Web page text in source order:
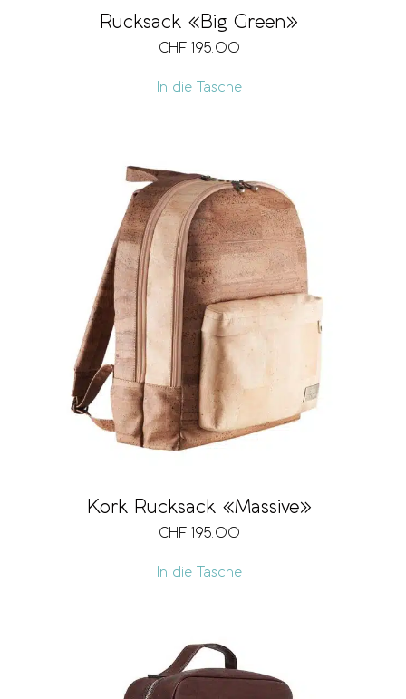
Rucksack «Big Green»
CHF 195.00
In die Tasche
Kork Rucksack «Massive»
CHF 195.00
In die Tasche